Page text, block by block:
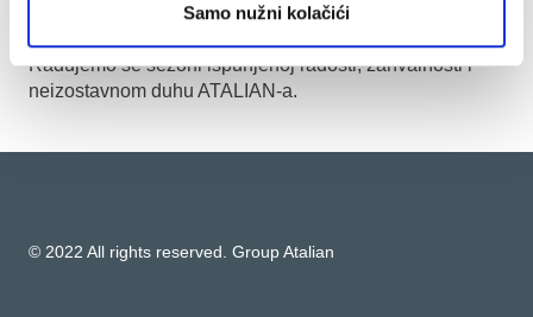
Samo nužni kolačići
Radujemo se sezoni ispunjenoj radosti, zahvalnosti i
neizostavnom duhu ATALIAN-a.
© 2022 All rights reserved. Group Atalian